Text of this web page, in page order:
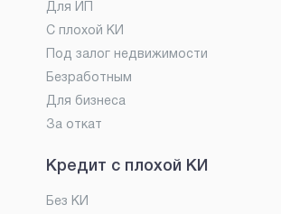
Для ИП
С плохой КИ
Под залог недвижимости
Безработным
Для бизнеса
За откат
Кредит с плохой КИ
Без КИ